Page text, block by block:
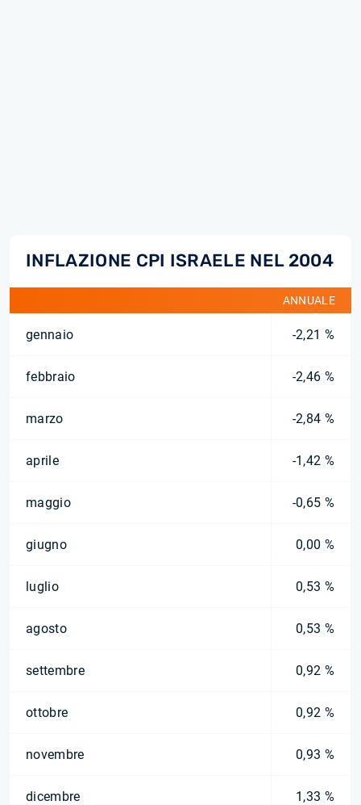
INFLAZIONE CPI ISRAELE NEL 2004
ANNUALE
gennaio -2,21 %
febbraio -2,46 %
marzo -2,84 %
aprile -1,42 %
maggio -0,65 %
giugno 0,00 %
luglio 0,53 %
agosto 0,53 %
settembre 0,92 %
ottobre 0,92 %
novembre 0,93 %
dicembre 1,33 %